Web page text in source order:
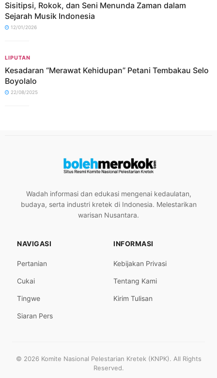
Sisitipsi, Rokok, dan Seni Menunda Zaman dalam
Sejarah Musik Indonesia
12/01/2026
LIPUTAN
Kesadaran “Merawat Kehidupan” Petani Tembakau Selo
Boyolalo
22/08/2025
Wadah informasi dan edukasi mengenai kedaulatan,
budaya, serta industri kretek di Indonesia. Melestarikan
warisan Nusantara.
NAVIGASI
Pertanian
Cukai
Tingwe
Siaran Pers
INFORMASI
Kebijakan Privasi
Tentang Kami
Kirim Tulisan
© 2026 Komite Nasional Pelestarian Kretek (KNPK). All Rights
Reserved.